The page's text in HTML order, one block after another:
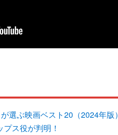
選ぶ映画ベスト20（2024年版）
ス役が判明！